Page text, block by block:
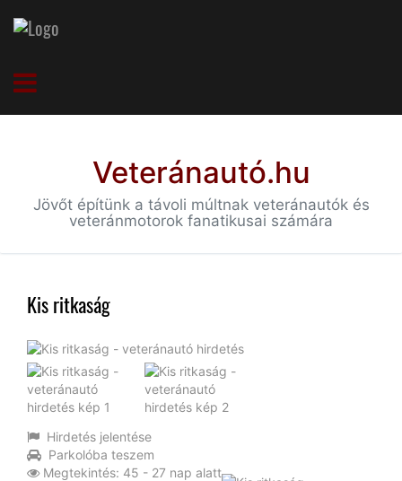
Veteránautó.hu
Jövőt építünk a távoli múltnak veteránautók és
veteránmotorok fanatikusai számára
Kis ritkaság
Hirdetés jelentése
Parkolóba teszem
Megtekintés: 45 - 27 nap alatt